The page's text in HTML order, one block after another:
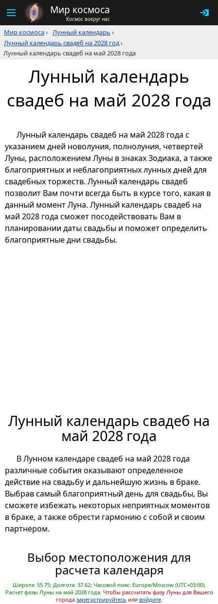
Мир космоса
Космос вокруг нас
Мир космоса› Лунный календарь ›
Лунный календарь свадеб на 2028 год›
Лунный календарь свадеб на май 2028 года
Лунный календарь
свадеб на май 2028 года
Лунный календарь свадеб на май 2028 года с
указанием дней новолуния, полнолуния, четвертей
Луны, расположением Луны в знаках Зодиака, а также
благоприятных и неблагоприятных лунных дней для
свадебных торжеств. Лунный календарь свадеб
позволит Вам почти всегда быть в курсе того, какая в
данный момент Луна. Лунный календарь свадеб на
май 2028 года сможет посодействовать Вам в
планировании даты свадьбы и поможет определить
благоприятные дни свадьбы.
Лунный календарь свадеб на
май 2028 года
В Лунном календаре свадеб на май 2028 года
различные события оказывают определенное
действие на свадьбу и дальнейшую жизнь в браке.
Выбрав самый благоприятный день для свадьбы, Вы
сможете избежать некоторых неприятных моментов
в браке, а также обрести гармонию с собой и своим
партнером.
Выбор местоположения для
расчета календаря
Широта: 55.75; Долгота: 37.62; Часовой пояс: Europe/Moscow (UTC+03:00).
Расчет фазы Луны на май 2028 года. Чтобы рассчитать фазу Луны для Вашего
города зарегистрируйтесь или войдите.